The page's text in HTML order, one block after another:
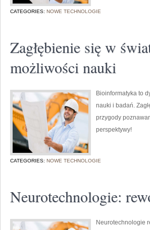
CATEGORIES: NOWE TECHNOLOGIE
Zagłębienie się w
możliwości nauki
Bioinformatyka to
nauki i badań.
przygody
perspektywy!
CATEGORIES: NOWE TECHNOLOGIE
Neurotechnologie:
Neurotechnologie